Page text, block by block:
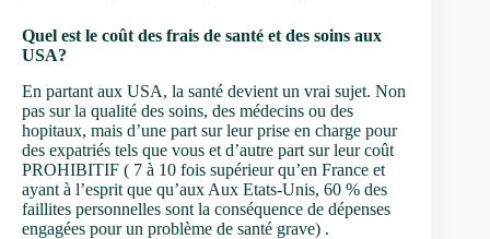
Quel est le coût des frais de santé et des soins aux
USA?
En partant aux USA, la santé devient un vrai sujet. Non
pas sur la qualité des soins, des médecins ou des
hopitaux, mais d’une part sur leur prise en charge pour
des expatriés tels que vous et d’autre part sur leur coût
PROHIBITIF ( 7 à 10 fois supérieur qu’en France et
ayant à l’esprit que qu’aux Aux Etats-Unis, 60 % des
faillites personnelles sont la conséquence de dépenses
engagées pour un problème de santé grave) .